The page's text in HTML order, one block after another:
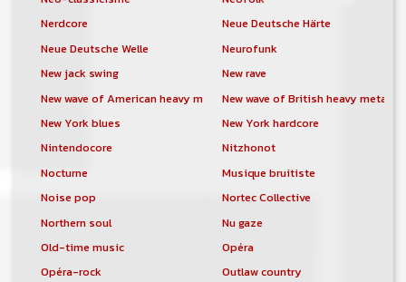
Nerdcore
Neue Deutsche Härte
Neue Deutsche Welle
Neurofunk
New jack swing
New rave
New wave of American heavy metalNew wave of British heavy metal
New York blues
New York hardcore
Nintendocore
Nitzhonot
Nocturne
Musique bruitiste
Noise pop
Nortec Collective
Northern soul
Nu gaze
Old-time music
Opéra
Opéra-rock
Outlaw country